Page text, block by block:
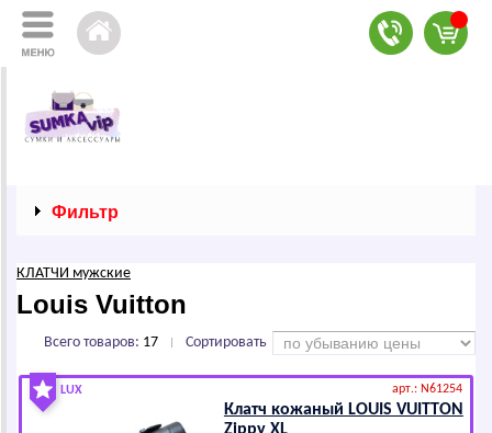
Фильтр
КЛАТЧИ мужские
Louis Vuitton
Всего товаров: 17 Сортировать
LUX арт.: N61254
Клатч кожаный LОUIS VUIТТОN